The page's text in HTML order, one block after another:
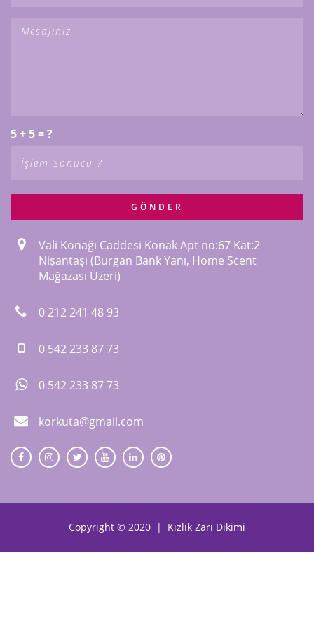
5 + 5 = ?
GÖNDER
Vali Konağı Caddesi Konak Apt no:67 Kat:2
Nişantaşı (Burgan Bank Yanı, Home Scent
Mağazası Üzeri)
0 212 241 48 93
0 542 233 87 73
0 542 233 87 73
korkuta@gmail.com
Copyright © 2020 | Kızlık Zarı Dikimi